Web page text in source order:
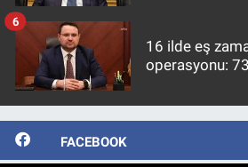
16 ilde eş
operasyonu:
6
FACEBOOK